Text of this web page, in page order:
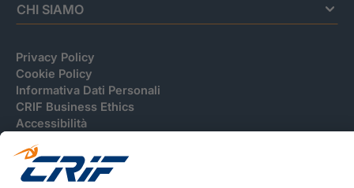
CHI SIAMO
Privacy Policy
Cookie Policy
Informativa Dati Personali
CRIF Business Ethics
Accessibilità
Creditizie